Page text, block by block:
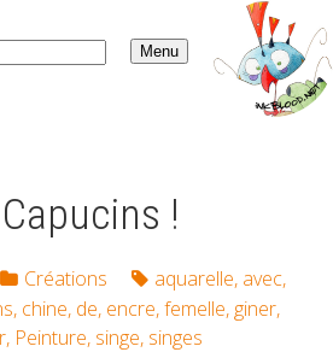
Menu
!
Créations aquarelle, avec,
, chine, de, encre,femelle, giner,
, Peinture, singe, singes